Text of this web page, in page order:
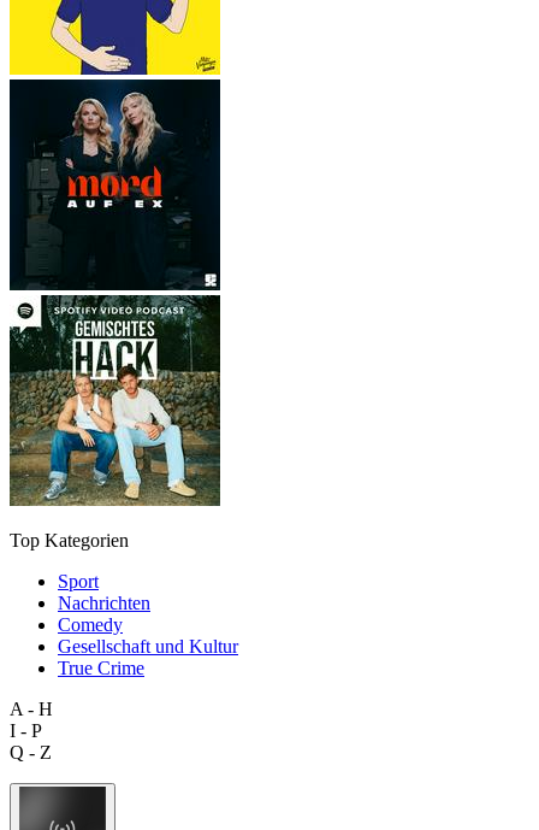
Top Kategorien
Sport
Nachrichten
Comedy
Gesellschaft und Kultur
True Crime
A - H
I - P
Q - Z